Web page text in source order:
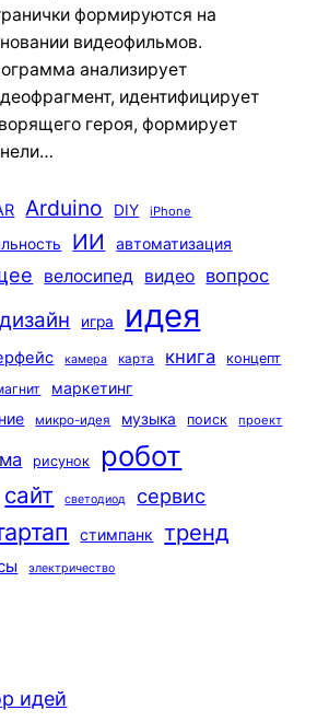
формируются на
видеофильмов.
анализирует
идентифицирует
героя, формирует
Arduino DIY iPhone
ИИ автоматизация
велосипед видео вопрос
дизайн игра идея
камера карта книга
концепт
маркетинг
микро-идея музыка поиск проект
рисунок робот
сайт светодиод сервис
стимпанк тренд
электричество
идей